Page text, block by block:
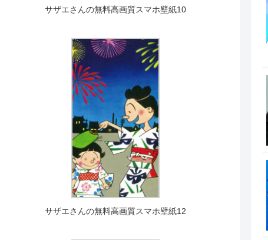
サザエさんの無料高画質スマホ壁紙10
サザエさんの無料高画質スマホ壁紙12